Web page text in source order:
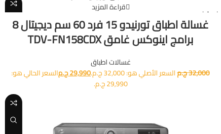
غير متوفر
قراءة المزيد
غسالة اطباق تورنيدو 15 فرد 60 سم ديجيتال 8
برامج اينوكس غامق TDV-FN158CDX
غسالات اطباق
32,000ج.مالسعر الأصلي هو: 32,000 ج.م. 29,990ج.مالسعر الحالي هو:
29,990 ج.م.